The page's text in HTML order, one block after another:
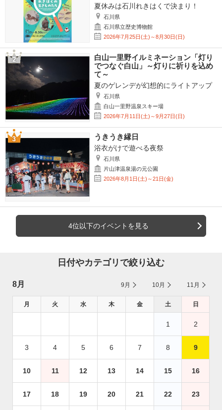
夏休みは石川れきはくで決まり！
石川県
石川県立歴史博物館
2026年7月25日(土)～8月30日(日)
白山一里野イルミネーション「灯り
でつなぐ白山」～灯りに祈りを込め
て～
夏のゲレンデが幻想的にライトアップ
石川県
白山一里野温泉スキー場
2026年7月11日(土)～9月27日(日)
うきうき縁日
浴衣がけで遊べる夜祭
石川県
片山津温泉湯の元公園
2026年8月1日(土)～21日(金)
4位以下のイベントを見る
日付やカテゴリで絞り込む
8月 9月 10月 11月
月 火 水 木 金 土 日
1 2
3 4 5 6 7 8 9
10 11 12 13 14 15 16
17 18 19 20 21 22 23